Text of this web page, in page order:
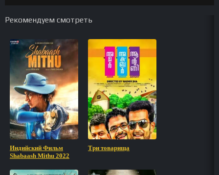
Рекомендуем смотреть
Индийский Фильм
Shabaash Mithu 2022
Три товарища